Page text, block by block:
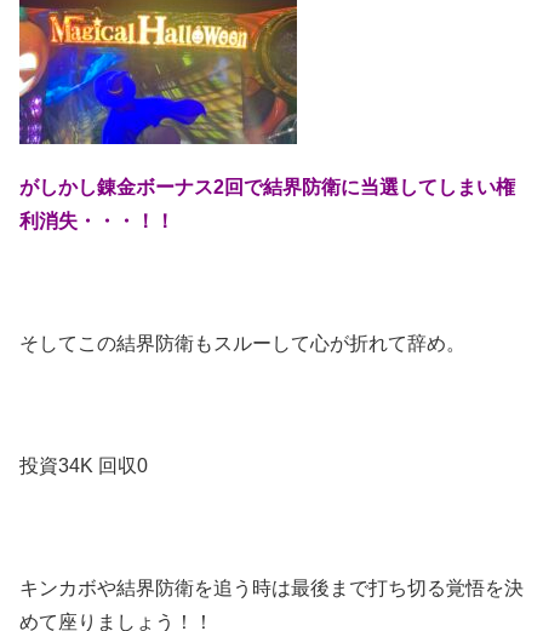
がしかし錬金ボーナス2回で結界防衛に当選してしまい権
利消失・・・！！
そしてこの結界防衛もスルーして心が折れて辞め。
投資34K 回収0
キンカボや結界防衛を追う時は最後まで打ち切る覚悟を決
めて座りましょう！！